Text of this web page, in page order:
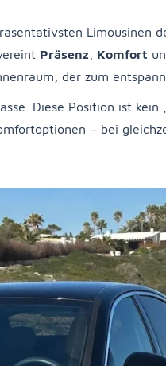
Limousinen
Präsenz Komfort
der zum
Diese Position ist kein
– bei